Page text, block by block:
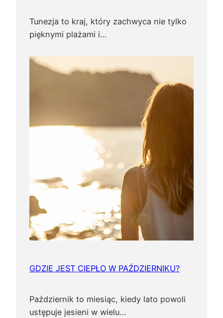
Tunezja to kraj, który zachwyca nie tylko
pięknymi plażami i…
GDZIE JEST CIEPŁO W PAŹDZIERNIKU?
Październik to miesiąc, kiedy lato powoli
ustępuje jesieni w wielu…